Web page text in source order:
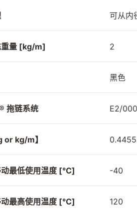
可从内
重量 [kg/m] 2
黑色
拖链系统 E2/
or kg/m】 0.4455
最低使用温度 [°C] -40
最高使用温度 [°C] 120